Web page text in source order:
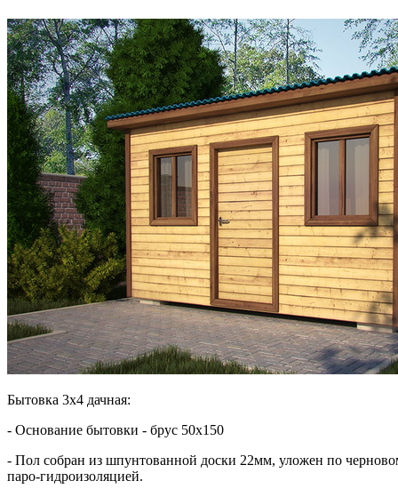
Бытовка 3х4 дачная:
- Основание бытовки - брус 50х150
- Пол собран из шпунтованной доски 22мм, уложен по
паро-гидроизоляцией.